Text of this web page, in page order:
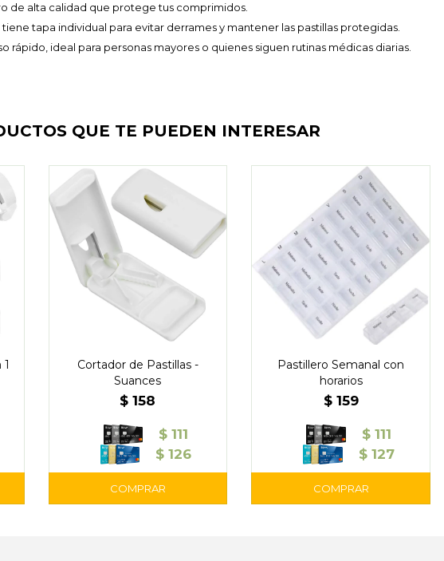
de alta calidad que protege tus comprimidos.
tapa individual para evitar derrames y mantener las pastillas protegidas.
rápido, ideal para personas mayores o quienes siguen rutinas médicas diarias.
QUE TE PUEDEN INTERESAR
Cortador de Pastillas -
Suances
$ 158
$ 111
$ 126
Pastillero Semanal con
horarios
$ 159
$ 111
$ 127